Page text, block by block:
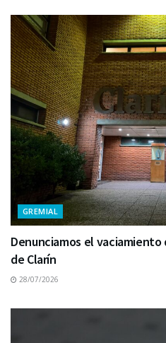
GREMIAL
Denunciamos el
de Clarín
28/07/2026